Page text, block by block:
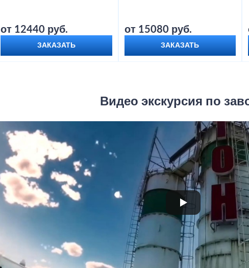
от 12440 руб.
ЗАКАЗАТЬ
от 15080 руб.
ЗАКАЗАТЬ
Видео экскурсия по